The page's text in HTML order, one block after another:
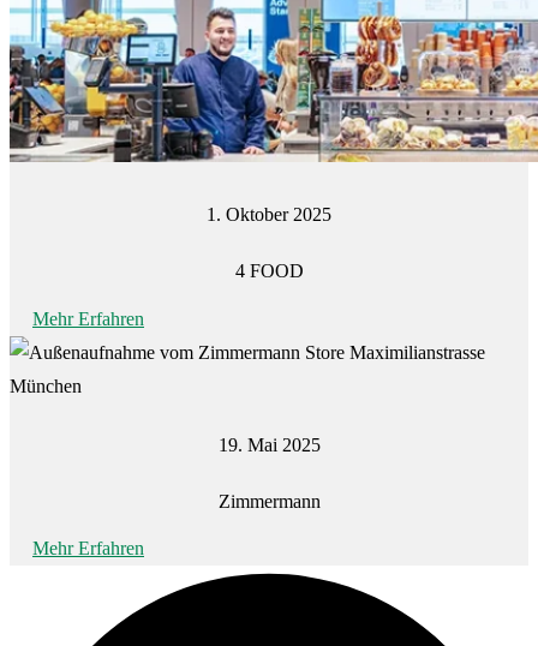
1. Oktober 2025
4 FOOD
Mehr Erfahren
19. Mai 2025
Zimmermann
Mehr Erfahren